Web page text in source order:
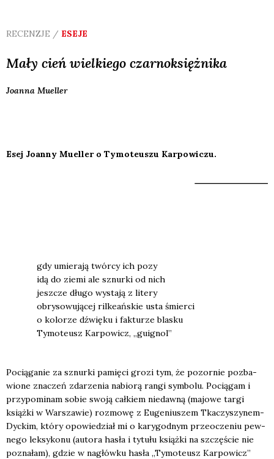
RECENZJE / ESEJE
Mały cień wielkiego czarnoksiężnika
Joanna Mueller
Esej Joanny Mueller o Tymoteuszu Karpowiczu.
gdy umie­ra­ją twór­cy ich pozy
idą do zie­mi ale sznur­ki od nich
jesz­cze dłu­go wysta­ją z lite­ry
obry­so­wu­ją­cej ril­ke­ań­skie usta śmier­ci
o kolo­rze dźwię­ku i fak­tu­rze bla­sku
Tymo­te­usz Kar­po­wicz, „guignol”
Pocią­ga­nie za sznur­ki pamię­ci gro­zi tym, że pozor­nie pozba­
wio­ne zna­czeń zda­rze­nia nabio­rą ran­gi sym­bo­lu. Pocią­gam i
przy­po­mi­nam sobie swo­ją cał­kiem nie­daw­ną (majo­we tar­gi
książ­ki w War­sza­wie) roz­mo­wę z Euge­niu­szem Tka­czy­szy­nem-
Dyc­kim, któ­ry opo­wie­dział mi o kary­god­nym prze­ocze­niu pew­
ne­go lek­sy­ko­nu (auto­ra hasła i tytu­łu książ­ki na szczę­ście nie
pozna­łam), gdzie w nagłów­ku hasła „Tymo­te­usz Kar­po­wicz”